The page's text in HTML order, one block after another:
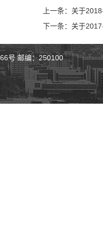
上一条：关于
下一条：关于
号 邮编：250100